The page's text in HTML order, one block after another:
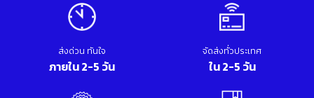
ส่งด่วน ทันใจ
ภายใน 2-5 วัน
จัดส่งทั่วประเทศ
ใน 2-5 วัน